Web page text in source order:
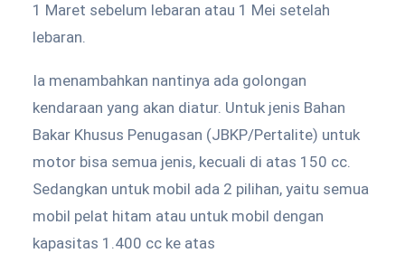
1 Maret sebelum lebaran atau 1 Mei setelah
lebaran.
Ia menambahkan nantinya ada golongan
kendaraan yang akan diatur. Untuk jenis Bahan
Bakar Khusus Penugasan (JBKP/Pertalite) untuk
motor bisa semua jenis, kecuali di atas 150 cc.
Sedangkan untuk mobil ada 2 pilihan, yaitu semua
mobil pelat hitam atau untuk mobil dengan
kapasitas 1.400 cc ke atas